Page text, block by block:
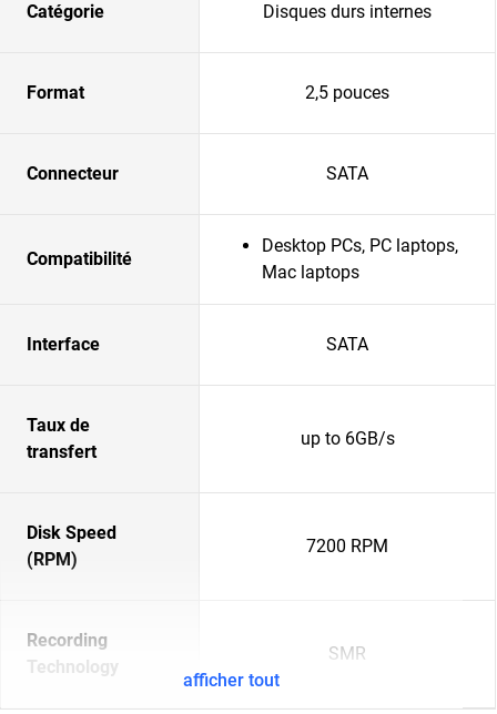
Catégorie Disques durs internes
Format 2,5 pouces
Connecteur SATA
Compatibilité
Desktop PCs, PC laptops,
Mac laptops
Interface SATA
Taux de
transfert
up to 6GB/s
Disk Speed
(RPM)
7200 RPM
Recording
Technology
SMR
afficher tout